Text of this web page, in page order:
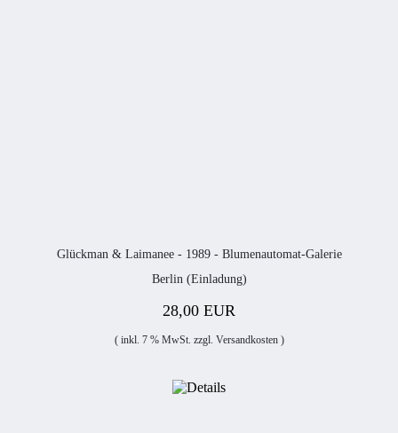
Glückman & Laimanee - 1989 - Blumenautomat-Galerie
Berlin (Einladung)
28,00 EUR
( inkl. 7 % MwSt. zzgl. Versandkosten)